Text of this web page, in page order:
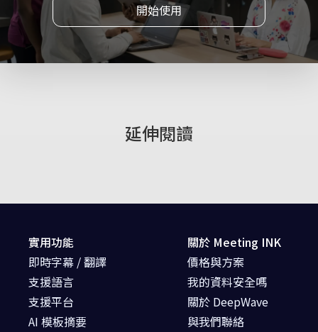
開始使用
延伸閱讀
實用功能
即時字幕 / 翻譯
支援語言
支援平台
AI 模板摘要
關於 Meeting INK
價格與方案
我的資料安全嗎
關於 DeepWave
與我們聯絡